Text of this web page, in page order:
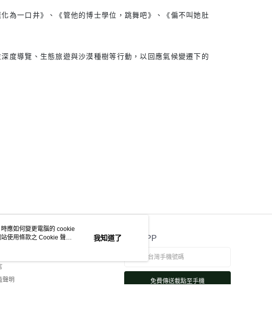
為一口井》、《管他的博士學位，跳舞吧》、《偏不叫她肚
度導覽、生態旅遊與沙漠種樹等行動，以回應氣候變遷下的
訊
聲明
官方APP
免費傳送載點至手機
應如何變更電腦的 cookie
使用條款之 Cookie 聲明
我知道了